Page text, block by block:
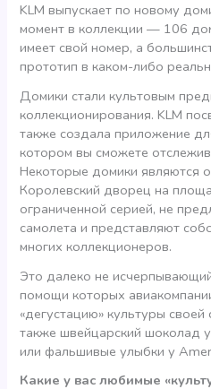
KLM выпускает по новому
момент в коллекции — 106
имеет свой номер, а
прототип в каком-либо
Домики стали культовым
коллекционирования. KLM
также создала приложение
котором вы сможете
Некоторые домики являются
Королевский дворец на
ограниченной серией, не
самолета и представляют
многих коллекционеров.
Это далеко не
помощи которых
«дегустацию» культуры
также швейцарский шоколад
или фальшивые улыбки у
Какие у вас любимые